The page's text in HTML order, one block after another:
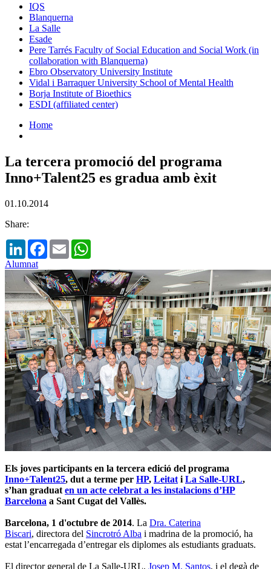
IQS
Blanquerna
La Salle
Esade
Pere Tarrés Faculty of Social Education and Social Work (in
collaboration with Blanquerna)
Ebro Observatory University Institute
Vidal i Barraquer University School of Mental Health
Borja Institute of Bioethics
ESDI (affiliated center)
Home
La tercera promoció del programa
Inno+Talent25 es gradua amb èxit
01.10.2014
Share:
LinkedInFacebook
Email
Alumnat
Els joves participants en la tercera edició del programa
Inno+Talent25, dut a terme per HP, Leitat i La Salle-URL,
s’han graduat en un acte celebrat a les instalacions d’HP
Barcelona a Sant Cugat del Vallès.
Barcelona, 1 d'octubre de 2014. La Dra. Caterina
Biscari, directora del Sincrotró Alba i madrina de la promoció, ha
estat l’encarregada d’entregar els diplomes als estudiants graduats.
El director general de La Salle-URL, Josep M. Santos, i el degà de